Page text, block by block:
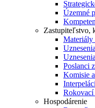
Územné
Zastupiteľstvo,
Materiály
Poslanci
Komisie
Rokovací
Hospodárenie